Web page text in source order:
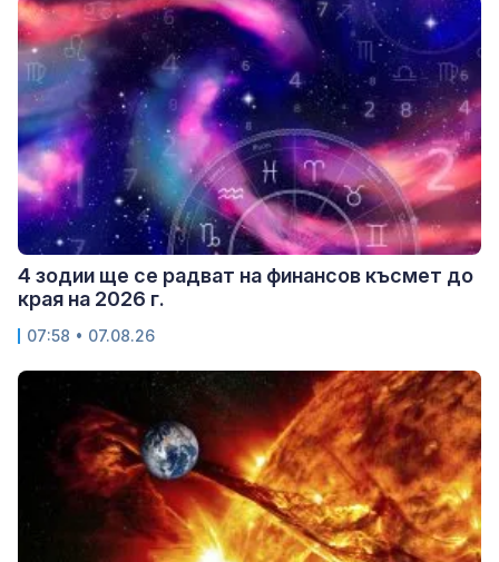
4 зодии ще се радват на финансов късмет до
края на 2026 г.
07:58 • 07.08.26